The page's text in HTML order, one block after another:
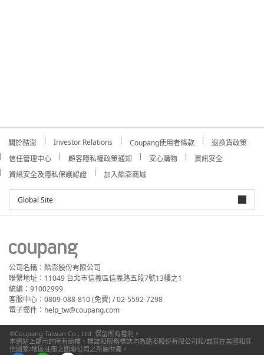
關於酷澎 Investor Relations Coupang使用者條款
退換貨政策
信任管理中心
顧客隱私權政策通知 安心購物
資訊安全
資訊安全及隱私保護認證
加入酷澎商城
Global Site
公司名稱：酷澎股份有限公司
聯繫地址：11049 台北市信義區信義路五段7號13樓之1
統編：91002999
客服中心：0809-088-810 (免費) / 02-5592-7298
電子郵件：help_tw@coupang.com
©Coupang Taiwan Co., Ltd. 保留所有權利。
本網站上顯示的所有商標、標誌和服務標誌均為酷澎股份有限公司和/或其在美國和其
他國家/地區註冊之關聯公司之所屬財產。